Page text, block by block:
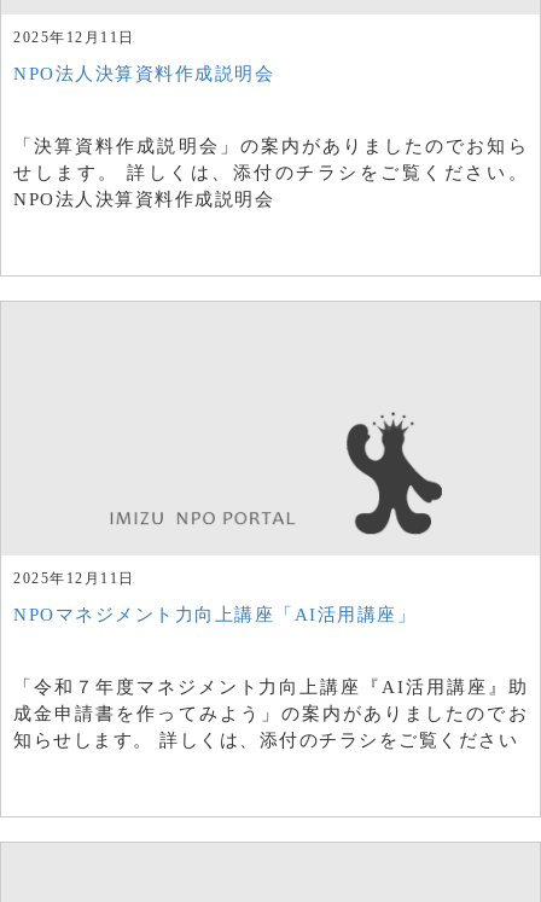
2025年12月11日
NPO法人決算資料作成説明会
「決算資料作成説明会」の案内がありましたのでお知ら
せします。 詳しくは、添付のチラシをご覧ください。
NPO法人決算資料作成説明会
2025年12月11日
NPOマネジメント力向上講座「AI活用講座」
「令和７年度マネジメント力向上講座『AI活用講座』助
成金申請書を作ってみよう」の案内がありましたのでお
知らせします。 詳しくは、添付のチラシをご覧ください